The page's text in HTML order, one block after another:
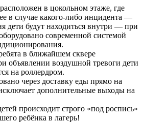
в цокольном этаже, где
в случае какого-либо инцидента —
дети будут находиться внутри — при
современной системой
в ближайшем сквере
объявлении воздушной тревоги дети
на роллердром.
через доставку еды прямо на
дополнительные выходы на
происходит строго «под роспись»
ребёнка в лагерь!